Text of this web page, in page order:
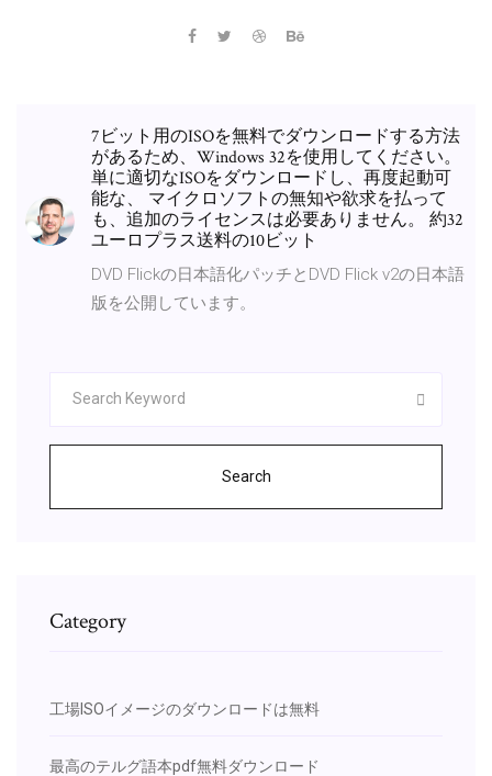
7ビット用のISOを無料でダウンロードする方法
があるため、Windows 32を使用してください。
単に適切なISOをダウンロードし、再度起動可
能な、 マイクロソフトの無知や欲求を払って
も、追加のライセンスは必要ありません。 約32
ユーロプラス送料の10ビット
DVD Flickの日本語化パッチとDVD Flick v2の日本語
版を公開しています。
Search
Category
工場ISOイメージのダウンロードは無料
最高のテルグ語本pdf無料ダウンロード